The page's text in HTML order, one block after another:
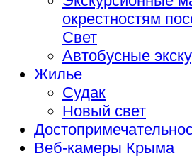
окрестностям
Свет
Автобусные
Жилье
Судак
Новый свет
Веб-камеры Крыма